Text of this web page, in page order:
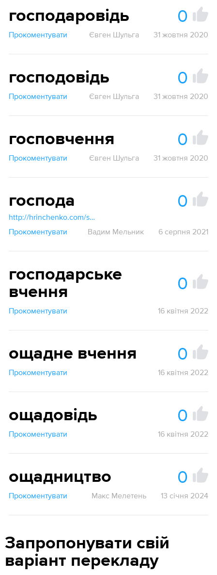
господаровідь 0
Прокоментувати Євген Шульга 31 жовтня 2020
господовідь 0
Прокоментувати Євген Шульга 31 жовтня 2020
госповчення 0
Прокоментувати Євген Шульга 31 жовтня 2020
господа 0
http://hrinchenko.com/slovar/znachenie-slova/10232-ghospoda.html#show_point
Прокоментувати
Вадим Мельник 6 серпня 2021
господарське
вчення
0
Прокоментувати 16 квітня 2022
ощадне вчення 0
Прокоментувати 16 квітня 2022
ощадовідь 0
Прокоментувати 16 квітня 2022
ощадництво 0
Прокоментувати Макс Мелетень 13 січня 2024
Запропонувати свій
варіант перекладу